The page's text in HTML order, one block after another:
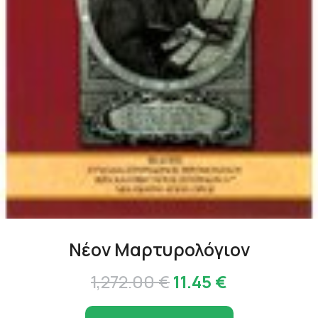
Νέον Μαρτυρολόγιον
1,272.00€Original
price
11.45 €
τρέχουσα